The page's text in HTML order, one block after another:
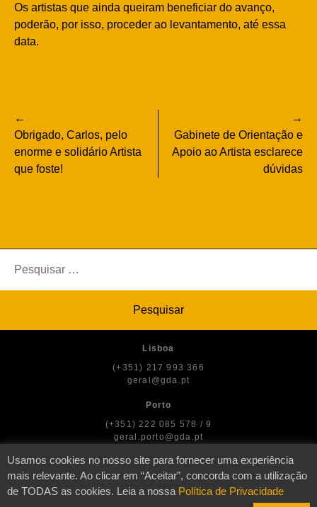
Os artistas que ainda queiram beneficiar do avanço,
poderão, por isso, proceder ao levantamento, até essa
data.
Navegação
de
artigos
Obrigado, Carlos, pelo
enorme e solidário Artista
que foste!
Gabinete de Orientação e
Apoio ao Artista esclarece
dúvidas
por:
Lisboa
(+351) 217 993 366
geral@gda.pt
Porto
(+351) 222 085 578 / 9
geral.porto@gda.pt
Usamos cookies no nosso site para fornecer uma experiência
mais relevante. Ao clicar em “Aceitar”, concorda com a utilização
de TODAS as cookies. Leia a nossa Política de Privacidade